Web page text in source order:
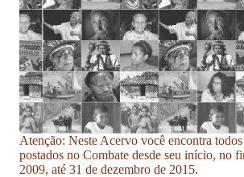
Atenção: Neste Acervo você encontra
postados no Combate desde seu início, no
2009, até 31 de dezembro de 2015.